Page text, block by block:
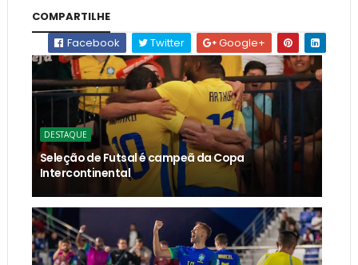
COMPARTILHE
Facebook
Twitter Google+
DESTAQUE
Seleção de Futsal é campeã da Copa
Intercontinental